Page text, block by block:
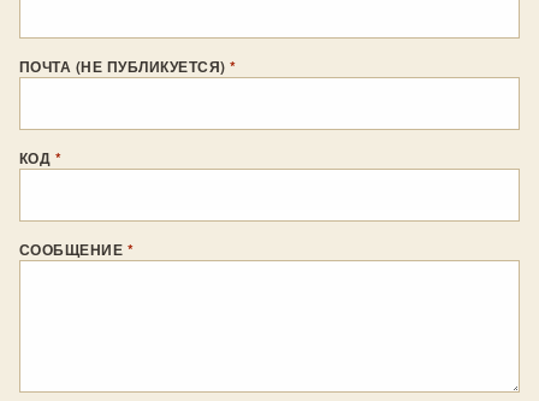
ПОЧТА (НЕ ПУБЛИКУЕТСЯ)*
КОД *
СООБЩЕНИЕ *